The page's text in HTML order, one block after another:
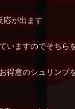
応が出ます
いますのでそちら
得意のシュリンプ